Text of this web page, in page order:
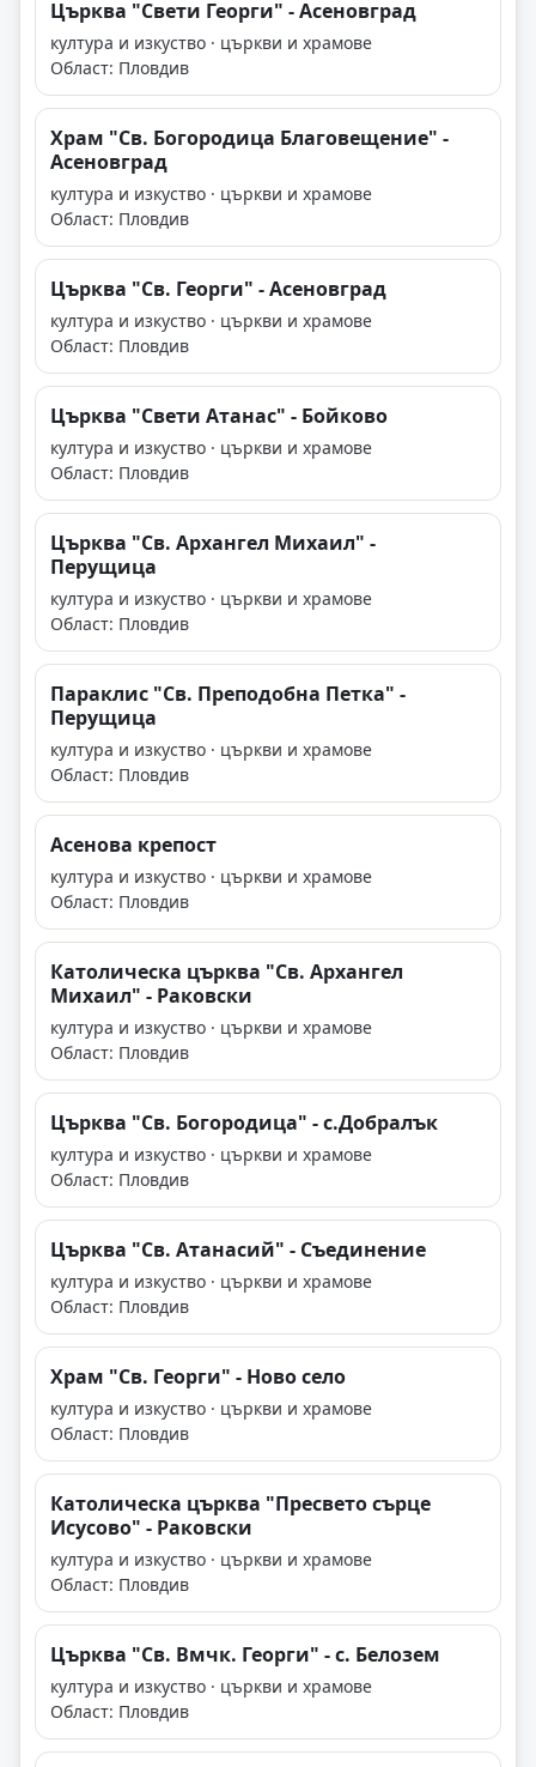
Църква "Свети Георги" - Асеновград
култура и изкуство · църкви и храмове
Област: Пловдив
Храм "Св. Богородица Благовещение" -
Асеновград
култура и изкуство · църкви и храмове
Област: Пловдив
Църква "Св. Георги" - Асеновград
култура и изкуство · църкви и храмове
Област: Пловдив
Църква "Свети Атанас" - Бойково
култура и изкуство · църкви и храмове
Област: Пловдив
Църква "Св. Архангел Михаил" -
Перущица
култура и изкуство · църкви и храмове
Област: Пловдив
Параклис "Св. Преподобна Петка" -
Перущица
култура и изкуство · църкви и храмове
Област: Пловдив
Асенова крепост
култура и изкуство · църкви и храмове
Област: Пловдив
Католическа църква "Св. Архангел
Михаил" - Раковски
култура и изкуство · църкви и храмове
Област: Пловдив
Църква "Св. Богородица" - с.Добралък
култура и изкуство · църкви и храмове
Област: Пловдив
Църква "Св. Атанасий" - Съединение
култура и изкуство · църкви и храмове
Област: Пловдив
Храм "Св. Георги" - Ново село
култура и изкуство · църкви и храмове
Област: Пловдив
Католическа църква "Пресвето сърце
Исусово" - Раковски
култура и изкуство · църкви и храмове
Област: Пловдив
Църква "Св. Вмчк. Георги" - с. Белозем
култура и изкуство · църкви и храмове
Област: Пловдив